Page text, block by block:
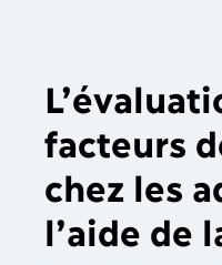
facteurs
chez les
l’aide de